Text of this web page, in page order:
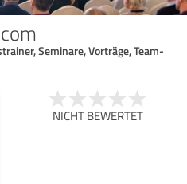
Seminare, Vorträge, Team-
NICHT BEWERTET